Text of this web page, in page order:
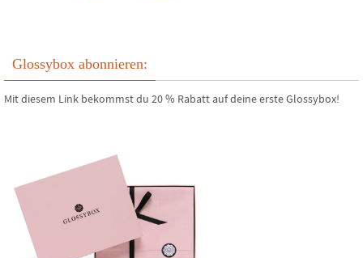
Glossybox abonnieren:
Mit diesem Link bekommst du 20 % Rabatt auf deine erste Glossybox!